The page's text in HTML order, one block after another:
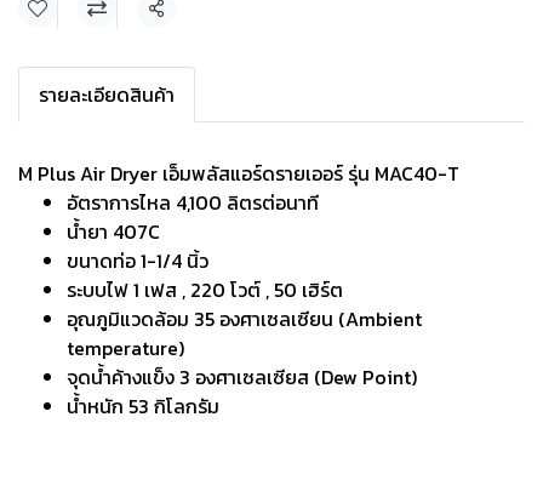
แชร์
รายละเอียดสินค้า
M Plus Air Dryer เอ็มพลัสแอร์ดรายเออร์ รุ่น MAC40-T
อัตราการไหล 4,100 ลิตรต่อนาที
น้ำยา 407C
ขนาดท่อ 1-1/4 นิ้ว
ระบบไฟ 1 เฟส , 220 โวต์ , 50 เฮิร์ต
อุณภูมิแวดล้อม 35 องศาเซลเซียน (Ambient
temperature)
จุดน้ำค้างแข็ง 3 องศาเซลเซียส (Dew Point)
น้ำหนัก 53 กิโลกรัม